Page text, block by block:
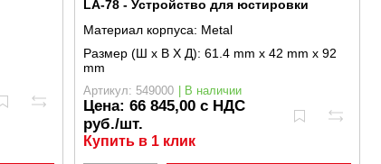
LA-78 - Устройство для юстировки
Материал корпуса: Metal
Размер (Ш x В X Д):61.4 mm x 42 mm x 92
mm
Артикул: 549000 | В наличии
Цена: 66 845,00 с НДС
руб./шт.
Купить в 1 клик